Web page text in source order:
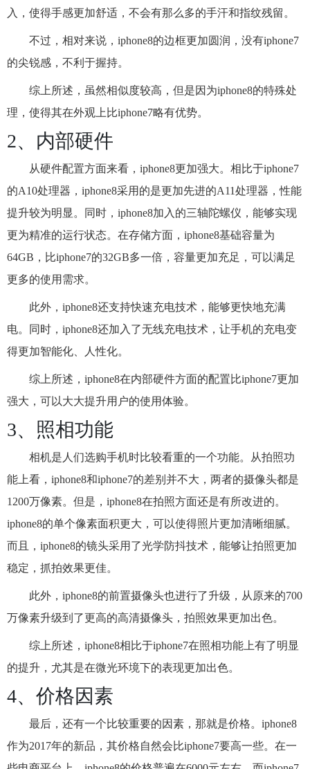
入，使得手感更加舒适，不会有那么多的手汗和指纹残留。
不过，相对来说，iphone8的边框更加圆润，没有iphone7
的尖锐感，不利于握持。
综上所述，虽然相似度较高，但是因为iphone8的特殊处
理，使得其在外观上比iphone7略有优势。
2、内部硬件
从硬件配置方面来看，iphone8更加强大。相比于iphone7
的A10处理器，iphone8采用的是更加先进的A11处理器，性能
提升较为明显。同时，iphone8加入的三轴陀螺仪，能够实现
更为精准的运行状态。在存储方面，iphone8基础容量为
64GB，比iphone7的32GB多一倍，容量更加充足，可以满足
更多的使用需求。
此外，iphone8还支持快速充电技术，能够更快地充满
电。同时，iphone8还加入了无线充电技术，让手机的充电变
得更加智能化、人性化。
综上所述，iphone8在内部硬件方面的配置比iphone7更加
强大，可以大大提升用户的使用体验。
3、照相功能
相机是人们选购手机时比较看重的一个功能。从拍照功
能上看，iphone8和iphone7的差别并不大，两者的摄像头都是
1200万像素。但是，iphone8在拍照方面还是有所改进的。
iphone8的单个像素面积更大，可以使得照片更加清晰细腻。
而且，iphone8的镜头采用了光学防抖技术，能够让拍照更加
稳定，抓拍效果更佳。
此外，iphone8的前置摄像头也进行了升级，从原来的700
万像素升级到了更高的高清摄像头，拍照效果更加出色。
综上所述，iphone8相比于iphone7在照相功能上有了明显
的提升，尤其是在微光环境下的表现更加出色。
4、价格因素
最后，还有一个比较重要的因素，那就是价格。iphone8
作为2017年的新品，其价格自然会比iphone7要高一些。在一